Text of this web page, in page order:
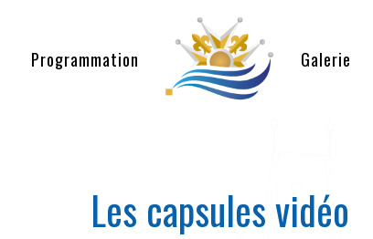
Programmation Galerie
Les capsules vidéo